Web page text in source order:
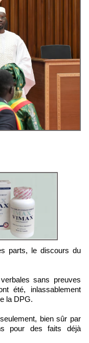
sans preuves
été, inlassablement
la DPG.
bien sûr par
pour des faits déjà